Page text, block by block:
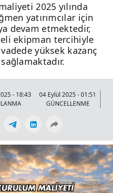
2025 yılında
yatırımcılar için
devam etmektedir,
ekipman tercihiyle
yüksek kazanç
- 18:43
04 Eylül 2025 - 01:51
GÜNCELLENME